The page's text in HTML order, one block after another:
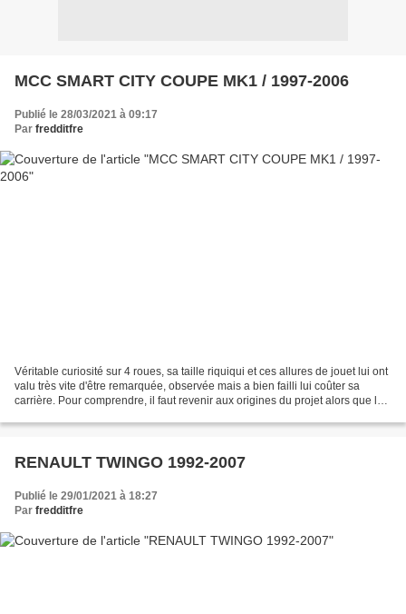
MCC SMART CITY COUPE MK1 / 1997-2006
Publié le 28/03/2021 à 09:17
Par fredditfre
Véritable curiosité sur 4 roues, sa taille riquiqui et ces allures de jouet lui ont
valu très vite d'être remarquée, observée mais a bien failli lui coûter sa
carrière. Pour comprendre, il faut revenir aux origines du projet alors que la
RENAULT TWINGO 1992-2007
Publié le 29/01/2021 à 18:27
Par fredditfre